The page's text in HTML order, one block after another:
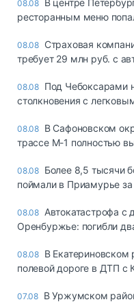
08.08 В центре
ресторанным меню
08.08 Страховая
требует 29 млн руб. с
08.08 Под Чебоксарами
столкновения с
08.08 В Сафоновском
трассе М-1 полностью
08.08 Более 8,5 тысячи
поймали в Приамурье за
08.08 Автокатастрофа с
Оренбуржье: погибли
08.08 В Екатериновском
полевой дороге в ДТП
07.08 В Уржумском